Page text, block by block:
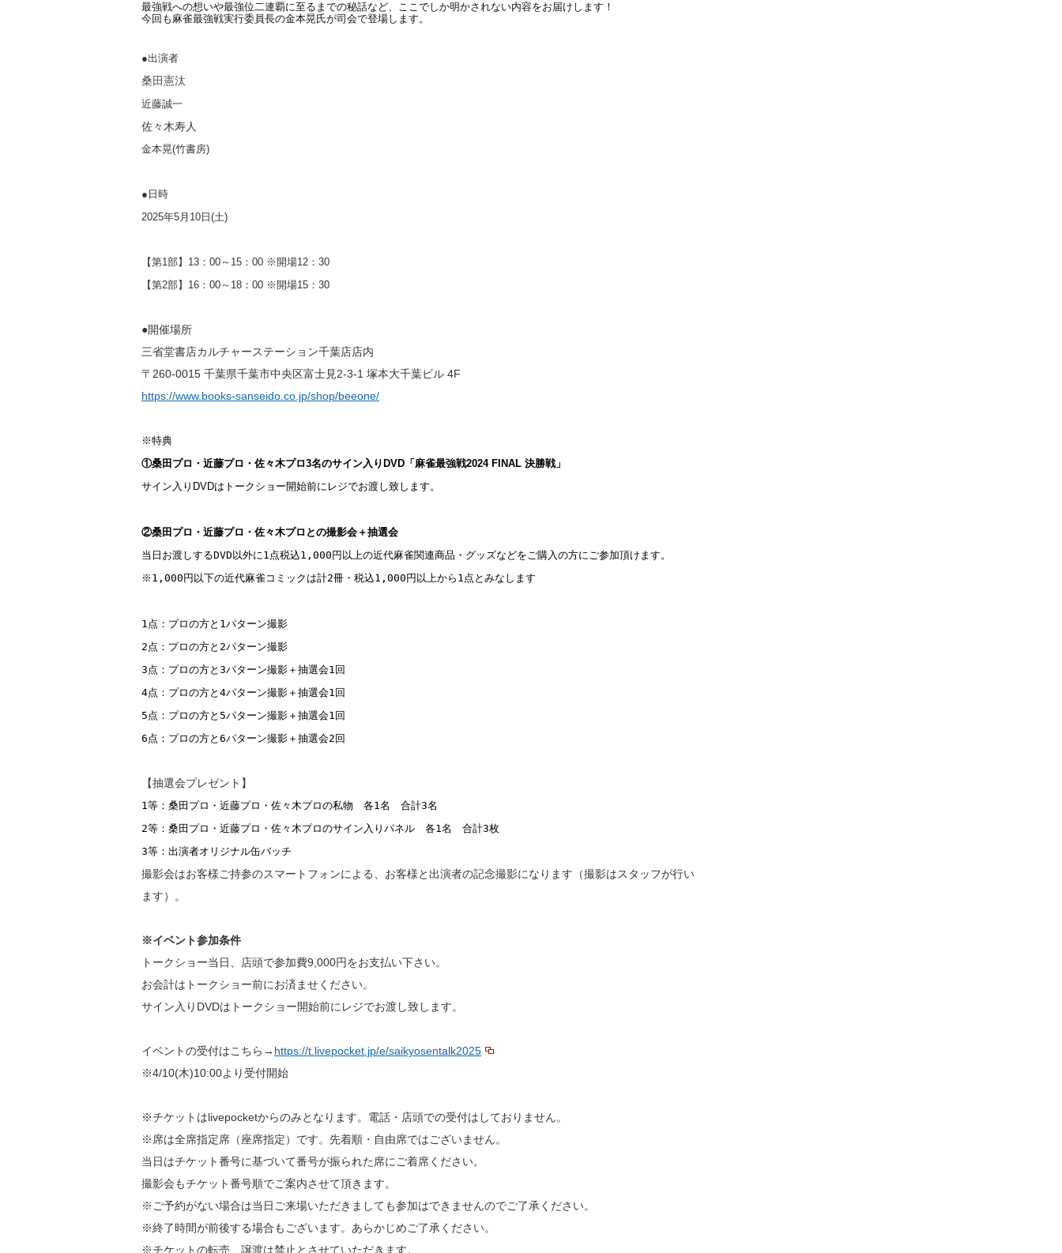
最強戦への想いや最強位二連覇に至るまでの秘話など、ここでしか明かされない内容をお届けします！
今回も麻雀最強戦実行委員長の金本晃氏が司会で登場します。
●出演者
桑田憲汰
近藤誠一
佐々木寿人
金本晃(竹書房)
●日時
2025年5月10日(土)
【第1部】13：00～15：00 ※開場12：30
【第2部】16：00～18：00 ※開場15：30
●開催場所
三省堂書店カルチャーステーション千葉店店内
〒260-0015 千葉県千葉市中央区富士見2-3-1 塚本大千葉ビル 4F
https://www.books-sanseido.co.jp/shop/beeone/
※特典
①桑田 プロ・近藤プロ・佐々木プロ3名のサイン入りDVD「麻雀最強戦2024 FINAL 決勝戦」
サイン入りDVDはトークショー開始前にレジでお渡し致します。
②桑田プロ・近藤プロ・佐々木プロとの撮影会＋抽選会
当日お渡しするDVD 以外に1点税込1,000 円以上の近代麻雀関連商品・グッズなどをご購入の方にご参加頂けます。
※1,000円以下の近代麻雀コミックは計2冊・税込1,000円以上から1点とみなします
1点：プロの方と1パターン撮影
2点：プロの方と2パターン撮影
3点：プロの方と3パターン撮影＋抽選会1回
4点：プロの方と4パターン撮影＋抽選会1回
5点：プロの方と5パターン撮影＋抽選会1回
6点：プロの方と6パターン撮影＋抽選会2回
【抽選会プレゼント】
1等：桑田プロ・近藤プロ・佐々木プロの私物 各1名 合計3名
2等：桑田プロ・近藤プロ・佐々木プロのサイン入りパネル 各1名 合計3枚
3等：出演者オリジナル缶バッチ
撮影会はお客様ご持参のスマートフォンによる、お客様と出演者の記念撮影になります（撮影はスタッフが行い
ます）。
※イベント参加条件
トークショー当日、店頭で参加費9,000円をお支払い下さい。
お会計はトークショー前にお済ませください。
サイン入りDVDはトークショー開始前にレジでお渡し致します。
イベントの受付はこちら→ https://t.livepocket.jp/e/saikyosentalk2025
※4/10(木)10:00より受付開始
※チケットはlivepocketからのみとなります。電話・店頭での受付はしておりません。
※席は全席指定席（座席指定）です。先着順・自由席ではございません。
当日はチケット番号に基づいて番号が振られた席にご着席ください。
撮影会もチケット番号順でご案内させて頂きます。
※ご予約がない場合は当日ご来場いただきましても参加はできませんのでご了承ください。
※終了時間が前後する場合もございます。あらかじめご了承ください。
※チケットの転売、譲渡は禁止とさせていただきます。